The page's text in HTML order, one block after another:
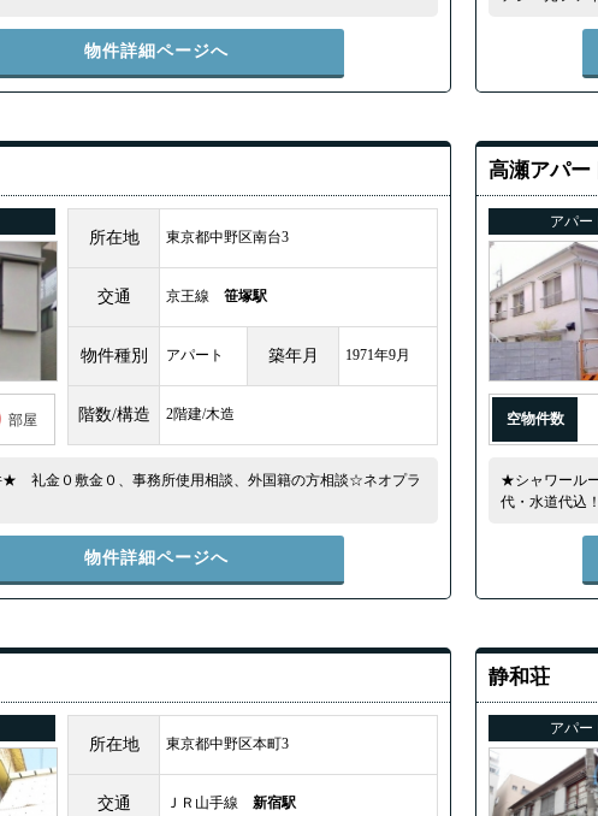
物件詳細ページへ
部屋
所在地 東京都中野区南台3
交通 京王線 笹塚駅
物件種別 アパート 築年月 1971年9月
階数/構造 2階建/木造
礼金０敷金０、事務所使用相談、外国籍の方相談☆ネオプラ
物件詳細ページへ
高瀬アパー
アパー
空物件数
★シャワール
代・水道代込！
所在地 東京都中野区本町3
交通 ＪＲ山手線 新宿駅
静和荘
アパー